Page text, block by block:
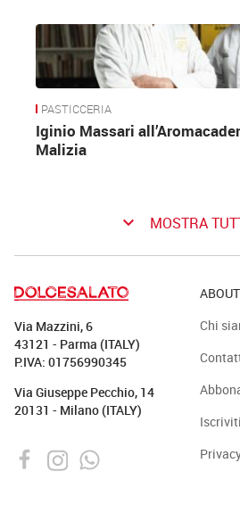
PASTICCERIA
Iginio Massari
Malizia
keyboard_arrow_down MOSTRA
Via Mazzini, 6
43121 - Parma (ITALY)
P.IVA: 01756990345
Via Giuseppe Pecchio, 14
20131 - Milano (ITALY)
Chi